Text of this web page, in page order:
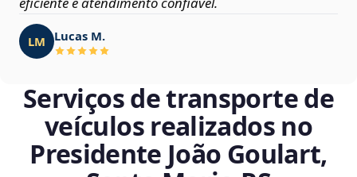
LM Lucas M.
Serviços de transporte de
veículos realizados no
Presidente João Goulart,